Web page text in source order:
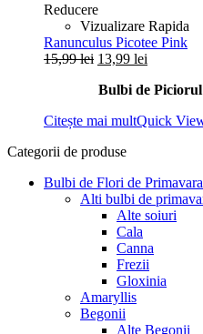
Reducere
Vizualizare Rapida
Ranunculus Picotee Pink
15,99lei Prețul
a
15,99 lei.
13,99 lei
este:
Bulbi de
Citește mai multQuick
Categorii de produse
Bulbi de Flori de Primavara
Alti bulbi de
Alte soiuri
Cala
Canna
Frezii
Gloxinia
Amaryllis
Begonii
Alte Begonii